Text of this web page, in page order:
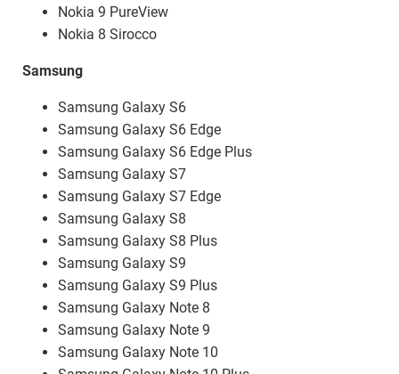
Nokia 9 PureView
Nokia 8 Sirocco
Samsung
Samsung Galaxy S6
Samsung Galaxy S6 Edge
Samsung Galaxy S6 Edge Plus
Samsung Galaxy S7
Samsung Galaxy S7 Edge
Samsung Galaxy S8
Samsung Galaxy S8 Plus
Samsung Galaxy S9
Samsung Galaxy S9 Plus
Samsung Galaxy Note 8
Samsung Galaxy Note 9
Samsung Galaxy Note 10